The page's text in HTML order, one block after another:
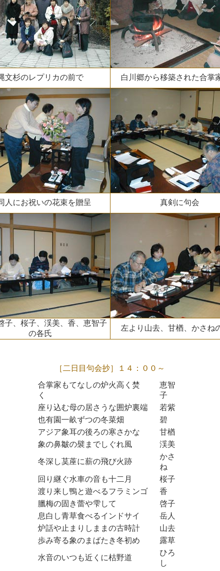
文杉のレプリカの前で 白川郷から移築された合掌
人にお祝いの花束を贈呈 真剣に句会
子、桜子、渓美、香、恵智子
の各氏
左より山去、甘楢、かさね
［二日目句会抄］１４：００～
合掌家もてなしの炉火高く焚
く
恵智
子
座り込む母の居さうな囲炉裏端
若紫
也有園一畝ずつの冬菜畑
碧
アジア象耳の後ろの寒さかな
甘楢
象の鼻皺の襞までしぐれ風
渓美
冬深し茣蓙に薪の飛び火跡
かさ
ね
回り継ぐ水車の音も十二月
桜子
渡り来し鴨と遊べるフラミンゴ
香
臘梅の固き蕾や雫して
啓子
息白し青草食べるインドサイ
岳人
炉話や止まりしままの古時計
山去
歩み寄る象のまばたき冬初め
露草
水音のいつも近くに枯野道
ひろ
し